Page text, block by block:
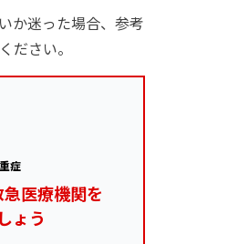
か迷った場合、参考
ださい。
症
医療機関を
ょう